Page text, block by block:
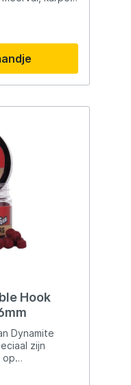
te steken
Hook
Dynamite
zijn
op
van deze